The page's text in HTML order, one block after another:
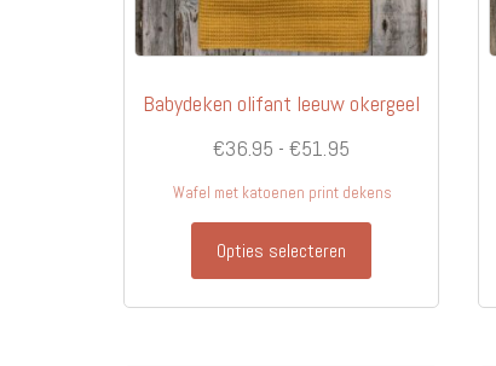
Babydeken olifant leeuw okergeel
€36.95 - €51.95Prijsklasse:
€36.95
Wafel met katoenen print dekens
Opties selecteren
Dit